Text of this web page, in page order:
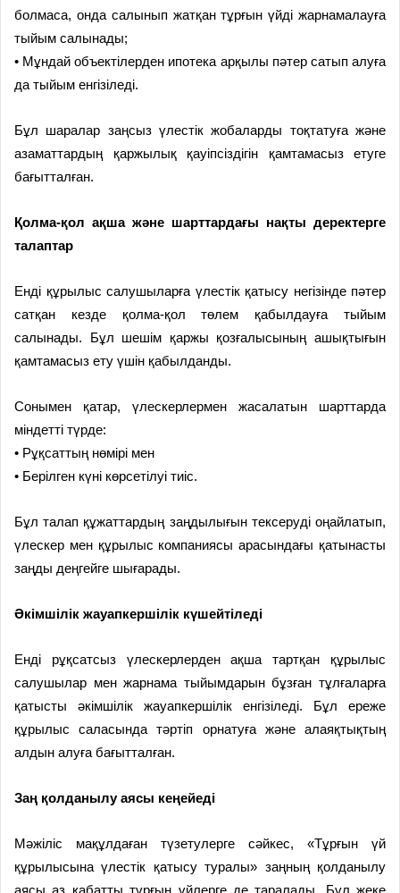
болмаса, онда салынып жатқан тұрғын үйді жарнамалауға
тыйым салынады;
• Мұндай объектілерден ипотека арқылы пәтер сатып алуға
да тыйым енгізіледі.
Бұл шаралар заңсыз үлестік жобаларды тоқтатуға және
азаматтардың қаржылық қауіпсіздігін қамтамасыз етуге
бағытталған.
Қолма-қол ақша және шарттардағы нақты деректерге
талаптар
Енді құрылыс салушыларға үлестік қатысу негізінде пәтер
сатқан кезде қолма-қол төлем қабылдауға тыйым
салынады. Бұл шешім қаржы қозғалысының ашықтығын
қамтамасыз ету үшін қабылданды.
Сонымен қатар, үлескерлермен жасалатын шарттарда
міндетті түрде:
• Рұқсаттың нөмірі мен
• Берілген күні көрсетілуі тиіс.
Бұл талап құжаттардың заңдылығын тексеруді оңайлатып,
үлескер мен құрылыс компаниясы арасындағы қатынасты
заңды деңгейге шығарады.
Әкімшілік жауапкершілік күшейтіледі
Енді рұқсатсыз үлескерлерден ақша тартқан құрылыс
салушылар мен жарнама тыйымдарын бұзған тұлғаларға
қатысты әкімшілік жауапкершілік енгізіледі. Бұл ереже
құрылыс саласында тәртіп орнатуға және алаяқтықтың
алдын алуға бағытталған.
Заң қолданылу аясы кеңейеді
Мәжіліс мақұлдаған түзетулерге сәйкес, «Тұрғын үй
құрылысына үлестік қатысу туралы» заңның қолданылу
аясы аз қабатты тұрғын үйлерге де таралады. Бұл жеке